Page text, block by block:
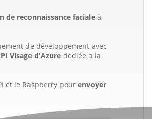
de reconnaissance faciale à
de développement avec
Visage d'Azure dédiée à la
et le Raspberry pour envoyer